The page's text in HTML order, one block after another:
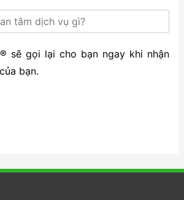
sẽ gọi lại cho bạn ngay khi nhận
bạn.